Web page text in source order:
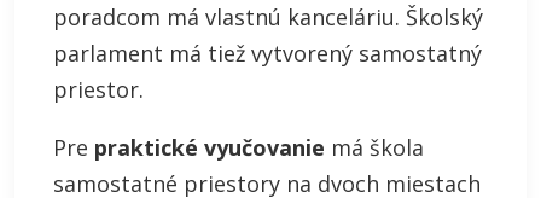
poradcom má vlastnú kanceláriu. Školský
parlament má tiež vytvorený samostatný
priestor.
Pre praktické vyučovanie má škola
samostatné priestory na dvoch miestach